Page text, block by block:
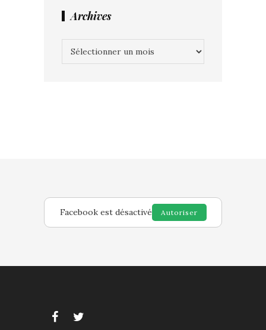
Archives
Facebook est désactivé Autoriser